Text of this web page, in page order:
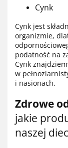
Cynk
Cynk jest
organizmie,
podatność na
Cynk
w
i nasionach.
Zdrowe
jakie
naszej